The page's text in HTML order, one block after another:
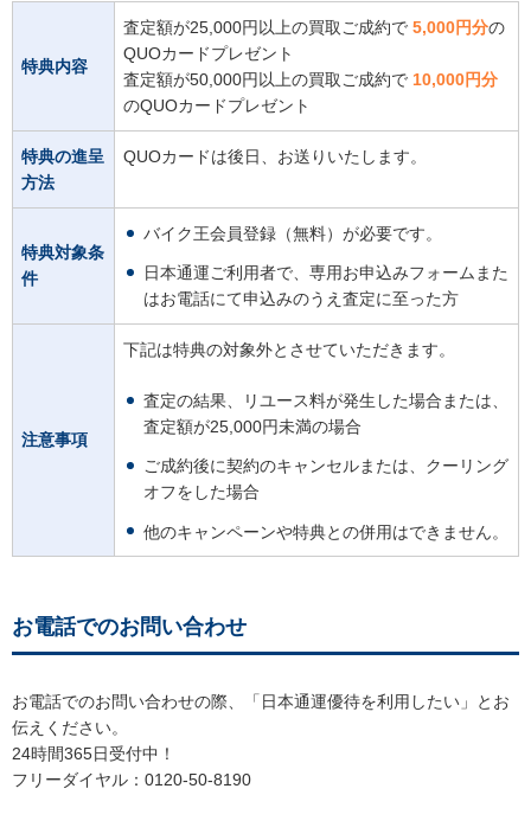
特典内容
査定額が25,000円以上の買取ご成約で 5,000円分の
QUOカードプレゼント
査定額が50,000円以上の買取ご成約で 10,000円分
のQUOカードプレゼント
特典の進呈
方法
QUOカードは後日、お送りいたします。
特典対象条
件
バイク王会員登録（無料）が必要です。
日本通運ご利用者で、専用お申込みフォームまた
はお電話にて申込みのうえ査定に至った方
注意事項
下記は特典の対象外とさせていただきます。
査定の結果、リユース料が発生した場合または、
査定額が25,000円未満の場合
ご成約後に契約のキャンセルまたは、クーリング
オフをした場合
他のキャンペーンや特典との併用はできません。
お電話でのお問い合わせ
お電話でのお問い合わせの際、「日本通運優待を利用したい」とお
伝えください。
24時間365日受付中！
フリーダイヤル：0120-50-8190